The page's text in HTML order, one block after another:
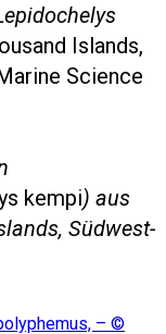
Islands,
Science
kempi) aus
Südwest-